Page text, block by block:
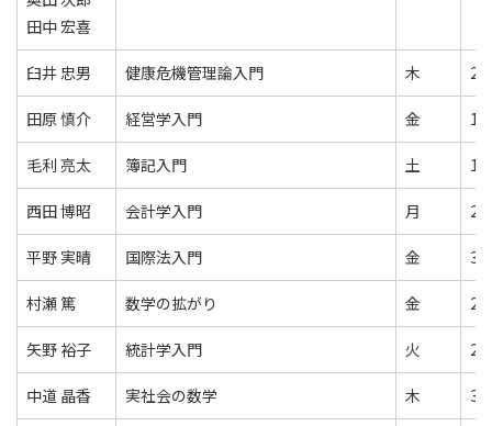
田中 宏喜
臼井 忠男 健康危機管理論入門 木 2
田原 慎介 経営学入門 金 1
毛利 亮太 簿記入門 土 1
西田 博昭 会計学入門 月 2
平野 実晴 国際法入門 金 3
村瀬 篤 数学の拡がり 金 2
矢野 裕子 統計学入門 火 2
中道 晶香 実社会の数学 木 3